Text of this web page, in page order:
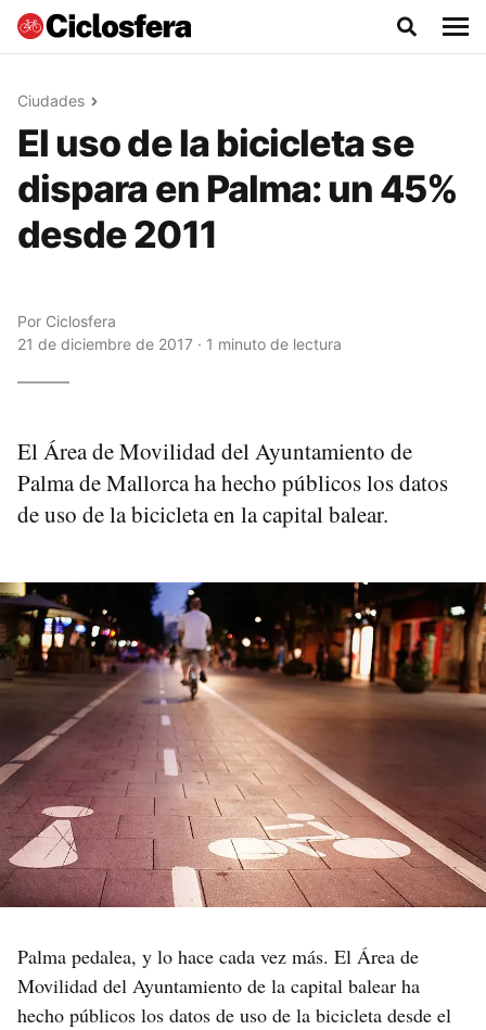
Ciudades
El uso de la bicicleta se
dispara en Palma: un 45%
desde 2011
Por Ciclosfera
21 de diciembre de 2017 · 1 minuto de lectura
El Área de Movilidad del Ayuntamiento de
Palma de Mallorca ha hecho públicos los datos
de uso de la bicicleta en la capital balear.
Palma pedalea, y lo hace cada vez más. El Área de
Movilidad del Ayuntamiento de la capital balear ha
hecho públicos los datos de uso de la bicicleta desde el